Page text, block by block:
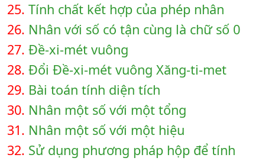
25. Tính chất kết hợp của phép nhân
26. Nhân với số có tận cùng là chữ số 0
27. Đề-xi-mét vuông
28. Đổi Đề-xi-mét vuông Xăng-ti-met
29. Bài toán tính diện tích
30. Nhân một số với một tổng
31. Nhân một số với một hiệu
32. Sử dụng phương pháp hộp để tính